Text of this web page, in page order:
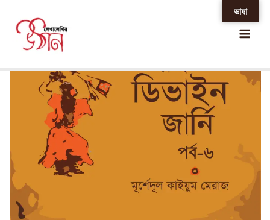
content
ভাষা